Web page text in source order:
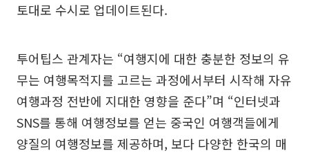
토대로 수시로 업데이트된다.
투어팁스 관계자는 “여행지에 대한 충분한 정보의 유
무는 여행목적지를 고르는 과정에서부터 시작해 자유
여행과정 전반에 지대한 영향을 준다”며 “인터넷과
SNS를 통해 여행정보를 얻는 중국인 여행객들에게
양질의 여행정보를 제공하며, 보다 다양한 한국의 매